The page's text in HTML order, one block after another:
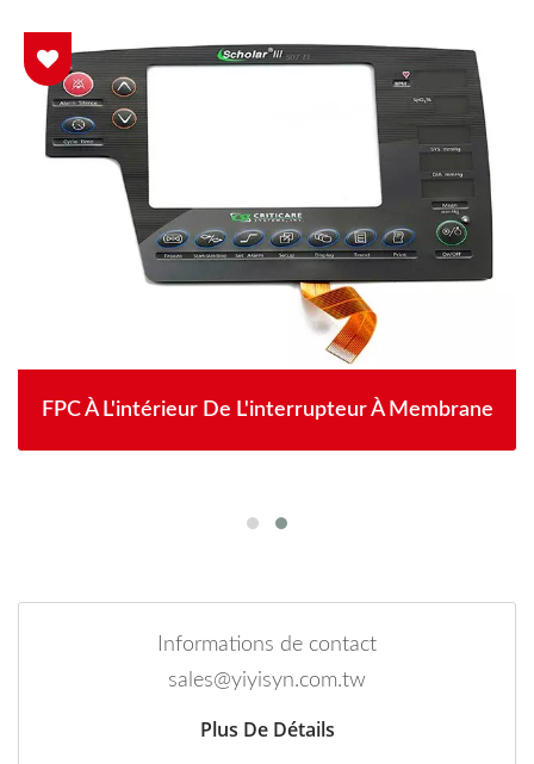
FPC À L'intérieur De L'interrupteur À Membrane
Informations de contact
sales@yiyisyn.com.tw
Plus De Détails